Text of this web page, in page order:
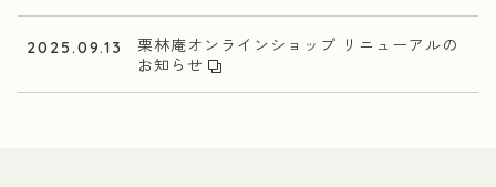
2025.09.13
栗林庵オンラインショップ リニューアルの
お知らせ